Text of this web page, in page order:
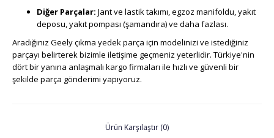
Diğer Parçalar: Jant ve lastik takımı, egzoz manifoldu, yakıt
deposu, yakıt pompası (şamandıra) ve daha fazlası.
Aradığınız Geely çıkma yedek parça için modelinizi ve istediğiniz
parçayı belirterek bizimle iletişime geçmeniz yeterlidir. Türkiye'nin
dört bir yanına anlaşmalı kargo firmaları ile hızlı ve güvenli bir
şekilde parça gönderimi yapıyoruz.
Ürün Karşılaştır (0)